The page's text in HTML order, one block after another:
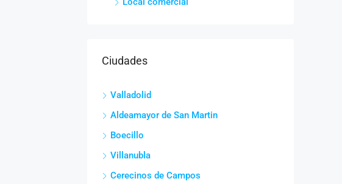
Ciudades
Valladolid
Aldeamayor de San Martin
Boecillo
Villanubla
Cerecinos de Campos